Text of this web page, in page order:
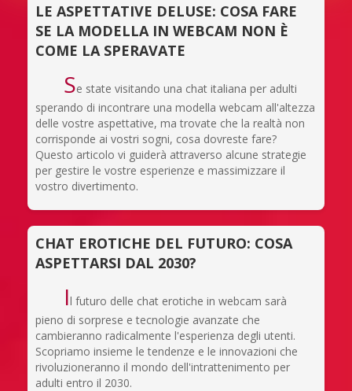
LE ASPETTATIVE DELUSE: COSA FARE
SE LA MODELLA IN WEBCAM NON È
COME LA SPERAVATE
Se state visitando una chat italiana per adulti
sperando di incontrare una modella webcam all'altezza
delle vostre aspettative, ma trovate che la realtà non
corrisponde ai vostri sogni, cosa dovreste fare?
Questo articolo vi guiderà attraverso alcune strategie
per gestire le vostre esperienze e massimizzare il
vostro divertimento.
CHAT EROTICHE DEL FUTURO: COSA
ASPETTARSI DAL 2030?
Il futuro delle chat erotiche in webcam sarà
pieno di sorprese e tecnologie avanzate che
cambieranno radicalmente l'esperienza degli utenti.
Scopriamo insieme le tendenze e le innovazioni che
rivoluzioneranno il mondo dell'intrattenimento per
adulti entro il 2030.